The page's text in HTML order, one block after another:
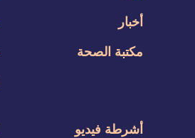
أخبار
مكتبة الصحة
أشرطة فيديو